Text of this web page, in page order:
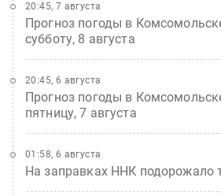
Прогноз погоды в
субботу, 8 августа
20:45, 7 августа
Прогноз погоды в
пятницу, 7 августа
20:45, 6 августа
На заправках ННК подорожало
01:58, 6 августа